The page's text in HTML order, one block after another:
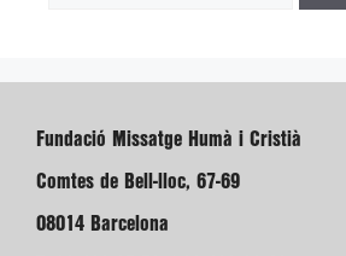
Fundació Missatge Humà i Cristià
Comtes de Bell-lloc, 67-69
08014 Barcelona